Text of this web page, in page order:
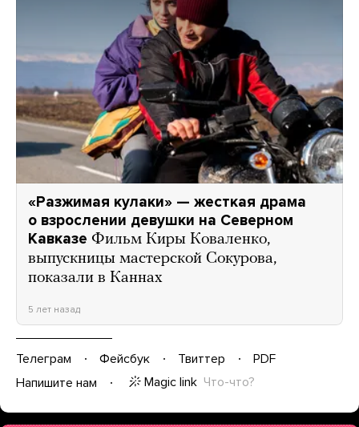
«Разжимая кулаки» — жесткая драма
о взрослении девушки на Северном
Кавказе Фильм Киры Коваленко,
выпускницы мастерской Сокурова,
показали в Каннах
5 лет назад
Телеграм Фейсбук Твиттер
PDF
Напишите нам
Magic link Что-что?